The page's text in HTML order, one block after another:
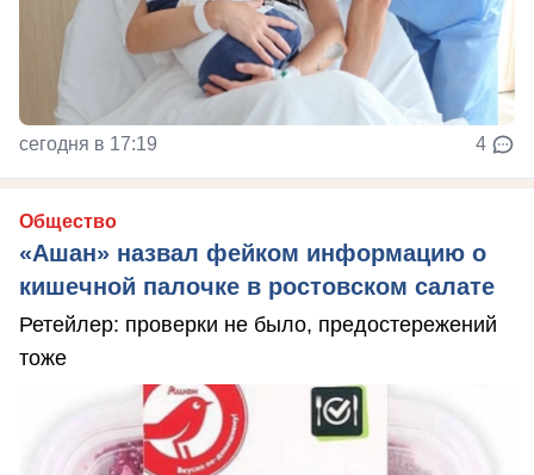
сегодня в 17:19 4
Общество
«Ашан» назвал фейком информацию о
кишечной палочке в ростовском салате
Ретейлер: проверки не было, предостережений
тоже